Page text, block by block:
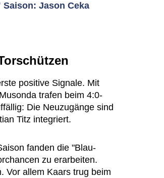
Jason Ceka
positive Signale. Mit
trafen beim 4:0-
Die Neuzugänge sind
Titz integriert.
fanden die "Blau-
zu erarbeiten.
Vor allem Kaars trug beim